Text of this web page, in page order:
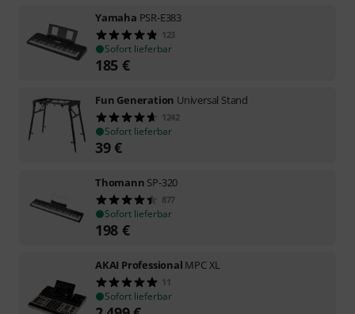
Yamaha PSR-E383
123
Sofort lieferbar
185 €
Fun Generation Universal Stand
1242
Sofort lieferbar
39€
Thomann SP-320
877
Sofort lieferbar
198 €
AKAI Professional MPC XL
11
Sofort lieferbar